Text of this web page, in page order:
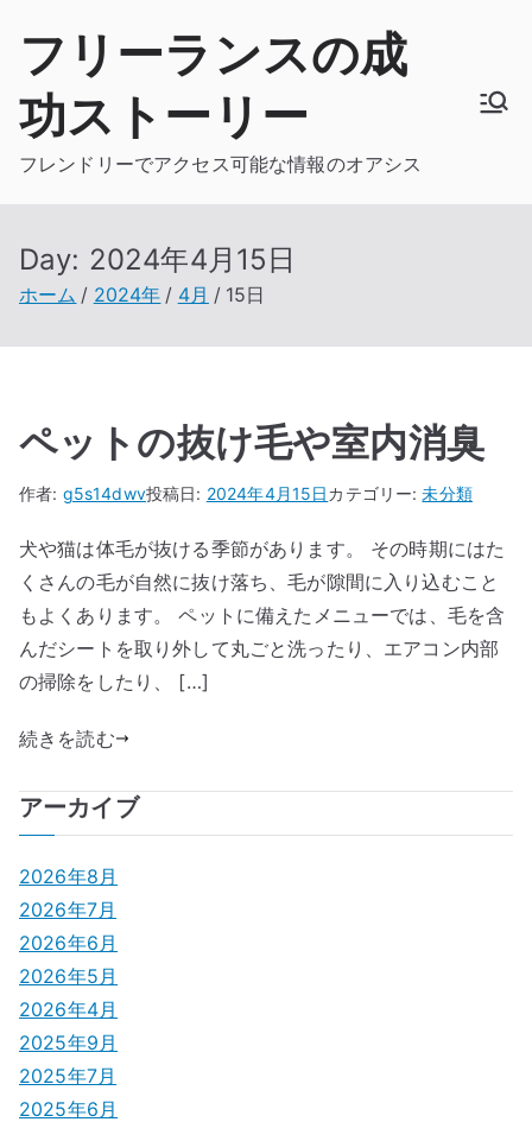
フリーランスの成
功ストーリー
フレンドリーでアクセス可能な情報のオアシス
Day: 2024年4月15日
ホーム 2024年 4月 15日
ペットの抜け毛や室内消臭
作者: g5s14dwv投稿日: 2024年4月15日カテゴリー:未分類
犬や猫は体毛が抜ける季節があります。 その時期にはた
くさんの毛が自然に抜け落ち、毛が隙間に入り込むこと
もよくあります。 ペットに備えたメニューでは、毛を含
んだシートを取り外して丸ごと洗ったり、エアコン内部
の掃除をしたり、 […]
続きを読む
アーカイブ
2026年8月
2026年7月
2026年6月
2026年5月
2026年4月
2025年9月
2025年7月
2025年6月